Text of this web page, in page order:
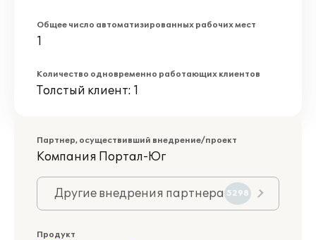
Общее число автоматизированных рабочих мест
1
Количество одновременно работающих клиентов
Толстый клиент: 1
Партнер, осуществивший внедрение/проект
Компания Портал-Юг
Другие внедрения партнера 5298
Продукт